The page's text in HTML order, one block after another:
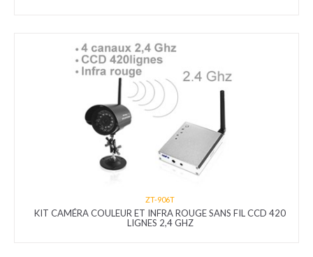
ZT-906T
KIT CAMÉRA COULEUR ET INFRA ROUGE SANS FIL CCD 420
LIGNES 2,4 GHZ